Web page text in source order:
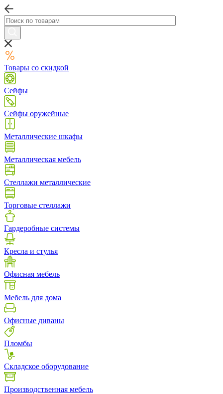
Товары со скидкой
Сейфы
Сейфы оружейные
Металлические шкафы
Металлическая мебель
Стеллажи металлические
Торговые стеллажи
Гардеробные системы
Кресла и стулья
Офисная мебель
Мебель для дома
Офисные диваны
Пломбы
Складское оборудование
Производственная мебель